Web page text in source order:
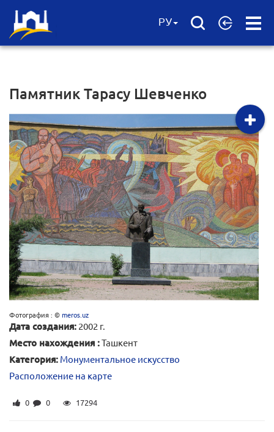
Open
РУ
Памятник Тарасу Шевченко
Фотография : ©meros.uz
Дата создания: 2002 г.
Место нахождения :Ташкент
Категория: Монументальное искусство
Расположение на карте
0 0 17294